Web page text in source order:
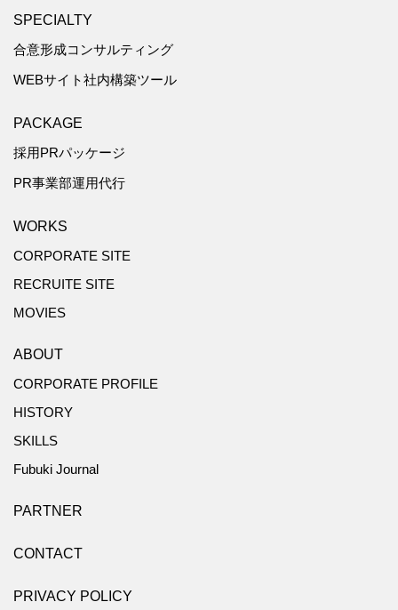
SPECIALTY
合意形成コンサルティング
WEBサイト社内構築ツール
PACKAGE
採用PRパッケージ
PR事業部運用代行
WORKS
CORPORATE SITE
RECRUITE SITE
MOVIES
ABOUT
CORPORATE PROFILE
HISTORY
SKILLS
Fubuki Journal
PARTNER
CONTACT
PRIVACY POLICY